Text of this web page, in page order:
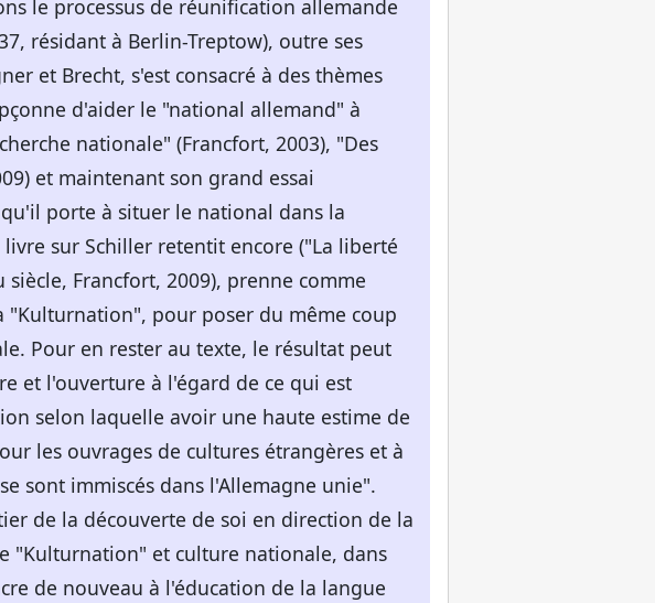
le processus de réunification allemande
résidant à Berlin-Treptow), outre ses
et Brecht, s'est consacré à des thèmes
d'aider le "national allemand" à
nationale" (Francfort, 2003), "Des
et maintenant son grand essai
porte à situer le national dans la
sur Schiller retentit encore ("La liberté
Francfort, 2009), prenne comme
pour poser du même coup
Pour en rester au texte, le résultat peut
et l'ouverture à l'égard de ce qui est
selon laquelle avoir une haute estime de
les ouvrages de cultures étrangères et à
sont immiscés dans l'Allemagne unie".
de la découverte de soi en direction de la
"Kulturnation" et culture nationale, dans
de nouveau à l'éducation de la langue